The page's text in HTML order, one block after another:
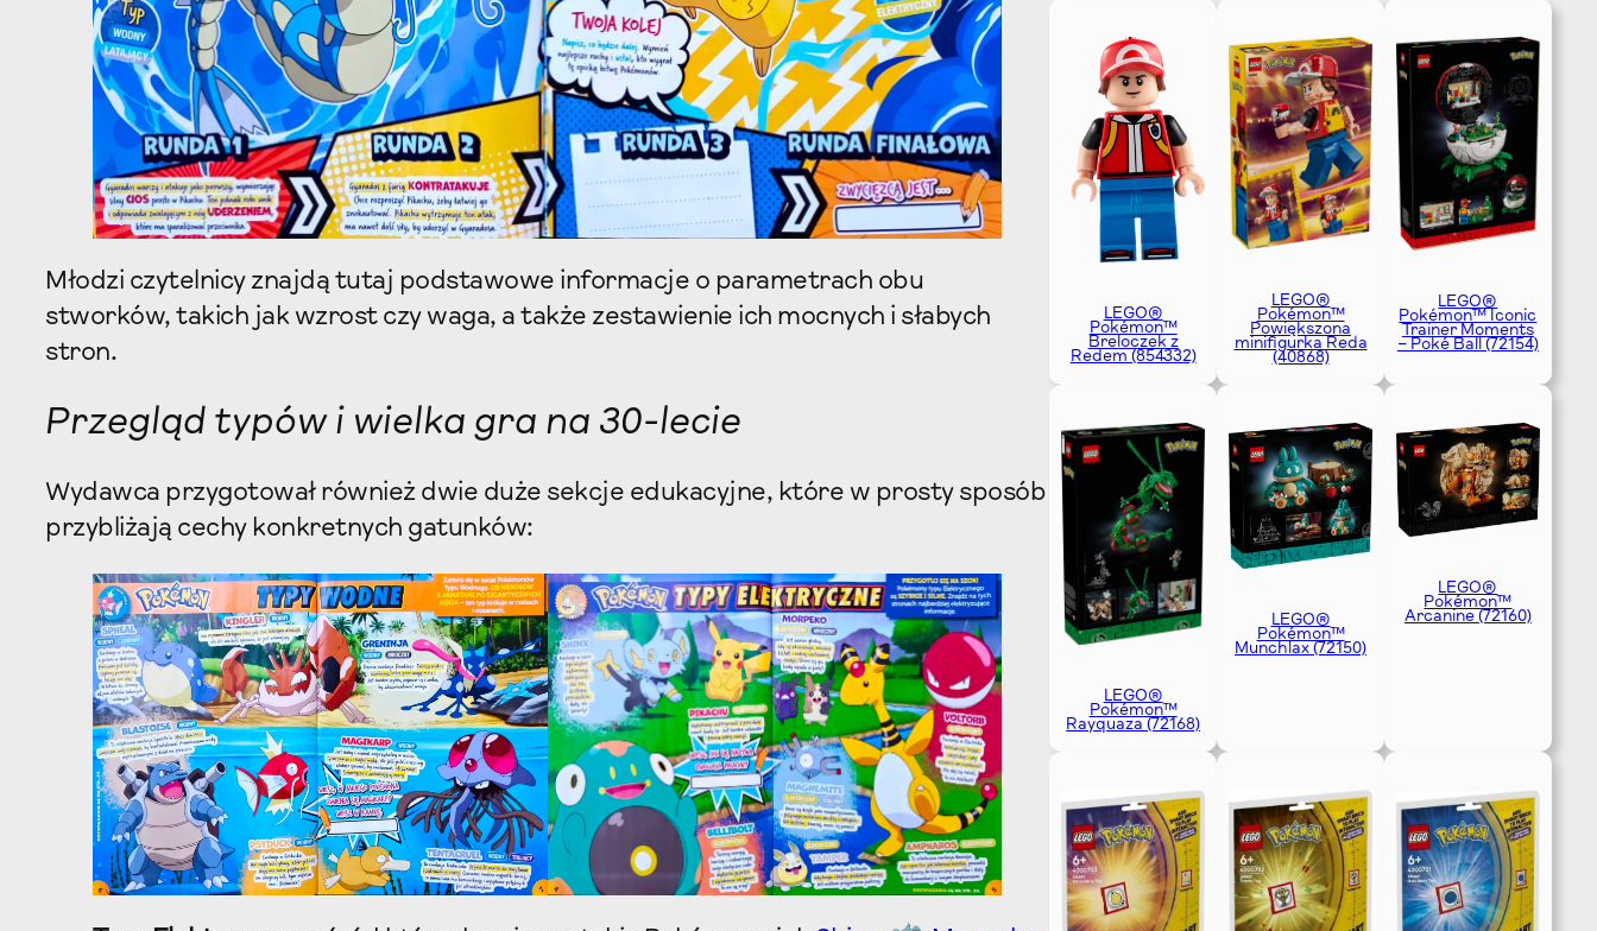
Młodzi czytelnicy znajdą tutaj podstawowe informacje o parametrach obu
stworków, takich jak wzrost czy waga, a także zestawienie ich mocnych i słabych
stron.
Przegląd typów i wielka gra na 30-lecie
Wydawca przygotował również dwie duże sekcje edukacyjne, które w prosty sposób
przybliżają cechy konkretnych gatunków:
LEGO®
Pokémon™
Breloczek z
Redem (854332)
LEGO®
Pokémon™
Powiększona
minifigurka Reda
(40868)
LEGO®
Pokémon™ Iconic
Trainer Moments
– Poké Ball (72154)
LEGO®
Pokémon™
Rayquaza (72168)
LEGO®
Pokémon™
Munchlax (72150)
LEGO®
Pokémon™
Arcanine (72160)